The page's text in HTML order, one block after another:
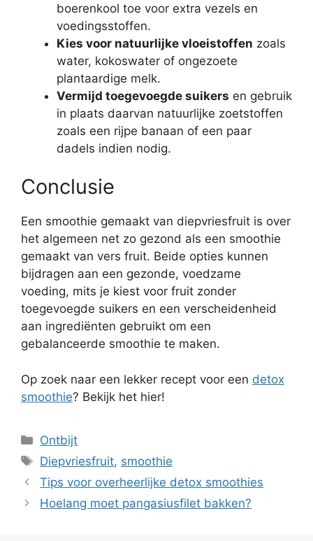
boerenkool toe voor extra vezels en
voedingsstoffen.
Kies voor natuurlijke vloeistoffen zoals
water, kokoswater of ongezoete
plantaardige melk.
Vermijd toegevoegde suikers en gebruik
in plaats daarvan natuurlijke zoetstoffen
zoals een rijpe banaan of een paar
dadels indien nodig.
Conclusie
Een smoothie gemaakt van diepvriesfruit is over
het algemeen net zo gezond als een smoothie
gemaakt van vers fruit. Beide opties kunnen
bijdragen aan een gezonde, voedzame
voeding, mits je kiest voor fruit zonder
toegevoegde suikers en een verscheidenheid
aan ingrediënten gebruikt om een
gebalanceerde smoothie te maken.
Op zoek naar een lekker recept voor een detox
smoothie? Bekijk het hier!
Ontbijt
Diepvriesfruit, smoothie
Tips voor overheerlijke detox smoothies
Hoelang moet pangasiusfilet bakken?